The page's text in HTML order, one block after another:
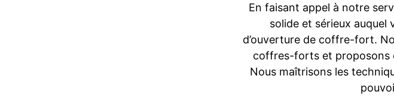
En faisant appel à notre
solide et sérieux
d’ouverture de coffre-fort.
coffres-forts et proposons
Nous maîtrisons les